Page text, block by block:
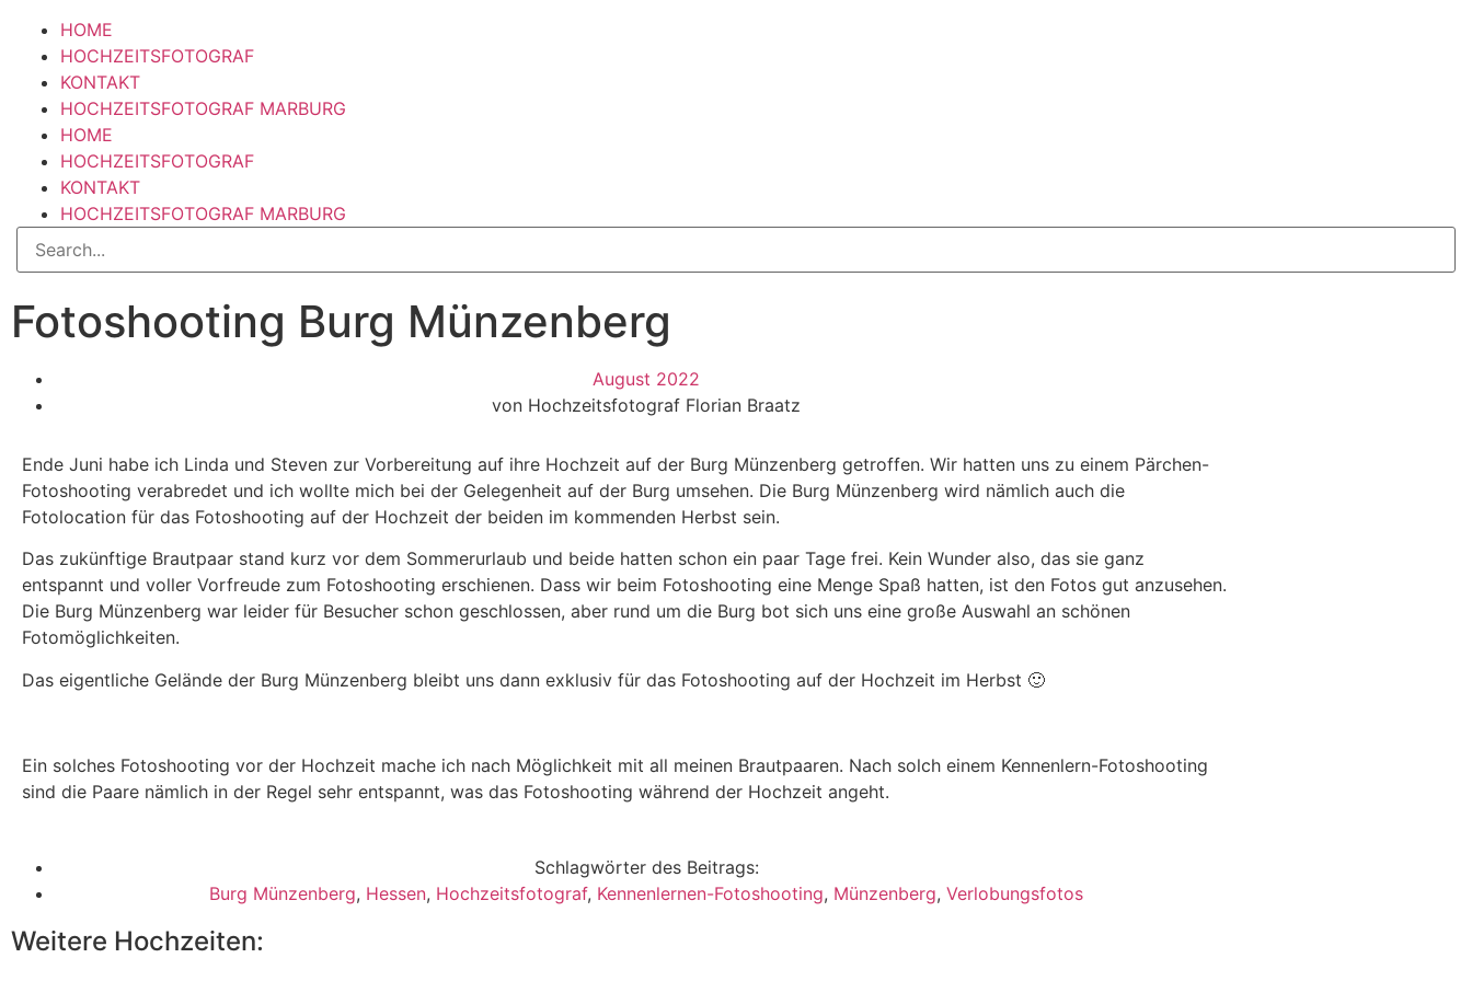
HOME
HOCHZEITSFOTOGRAF
KONTAKT
HOCHZEITSFOTOGRAF MARBURG
HOME
HOCHZEITSFOTOGRAF
KONTAKT
HOCHZEITSFOTOGRAF MARBURG
Fotoshooting Burg Münzenberg
August 2022
von Hochzeitsfotograf Florian Braatz
Ende Juni habe ich Linda und Steven zur Vorbereitung auf ihre Hochzeit auf der Burg Münzenberg getroffen. Wir hatten uns zu einem Pärchen-
Fotoshooting verabredet und ich wollte mich bei der Gelegenheit auf der Burg umsehen. Die Burg Münzenberg wird nämlich auch die
Fotolocation für das Fotoshooting auf der Hochzeit der beiden im kommenden Herbst sein.
Das zukünftige Brautpaar stand kurz vor dem Sommerurlaub und beide hatten schon ein paar Tage frei. Kein Wunder also, das sie ganz
entspannt und voller Vorfreude zum Fotoshooting erschienen. Dass wir beim Fotoshooting eine Menge Spaß hatten, ist den Fotos gut anzusehen.
Die Burg Münzenberg war leider für Besucher schon geschlossen, aber rund um die Burg bot sich uns eine große Auswahl an schönen
Fotomöglichkeiten.
Das eigentliche Gelände der Burg Münzenberg bleibt uns dann exklusiv für das Fotoshooting auf der Hochzeit im Herbst 🙂
Ein solches Fotoshooting vor der Hochzeit mache ich nach Möglichkeit mit all meinen Brautpaaren. Nach solch einem Kennenlern-Fotoshooting
sind die Paare nämlich in der Regel sehr entspannt, was das Fotoshooting während der Hochzeit angeht.
Schlagwörter des Beitrags:
Burg Münzenberg, Hessen, Hochzeitsfotograf, Kennenlernen-Fotoshooting, Münzenberg, Verlobungsfotos
Weitere Hochzeiten: